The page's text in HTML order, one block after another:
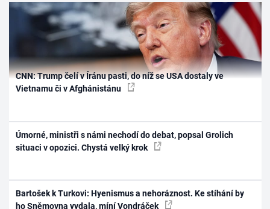
CNN: Trump čelí v Íránu pasti, do níž se USA dostaly ve
Vietnamu či v Afghánistánu
Úmorné, ministři s námi nechodí do debat, popsal Grolich
situaci v opozici. Chystá velký krok
Bartošek k Turkovi: Hyenismus a nehoráznost. Ke stíhání by
ho Sněmovna vydala, míní Vondráček